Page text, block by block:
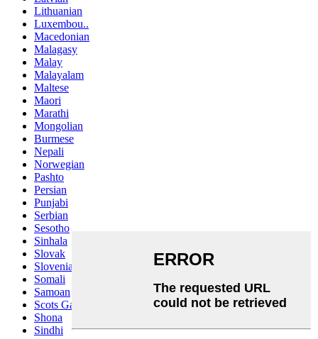
Lithuanian
Luxembou..
Macedonian
Malagasy
Malay
Malayalam
Maltese
Maori
Marathi
Mongolian
Burmese
Nepali
Norwegian
Pashto
Persian
Punjabi
Serbian
Sesotho
Sinhala
Slovak
Slovenian
Somali
Samoan
Scots Gaelic
Shona
Sindhi